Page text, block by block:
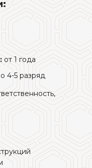
от 1 года
4-5 разряд